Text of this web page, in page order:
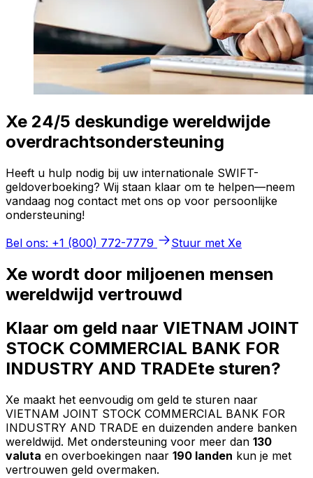
Xe 24/5 deskundige wereldwijde
overdrachtsondersteuning
Heeft u hulp nodig bij uw internationale SWIFT-
geldoverboeking? Wij staan klaar om te helpen—neem
vandaag nog contact met ons op voor persoonlijke
ondersteuning!
Bel ons: +1 (800) 772-7779
Stuur met Xe
Xe wordt door miljoenen mensen
wereldwijd vertrouwd
Klaar om geld naar VIETNAM JOINT
STOCK COMMERCIAL BANK FOR
INDUSTRY AND TRADEte sturen?
Xe maakt het eenvoudig om geld te sturen naar
VIETNAM JOINT STOCK COMMERCIAL BANK FOR
INDUSTRY AND TRADE en duizenden andere banken
wereldwijd. Met ondersteuning voor meer dan 130
valuta en overboekingen naar 190 landen kun je met
vertrouwen geld overmaken.